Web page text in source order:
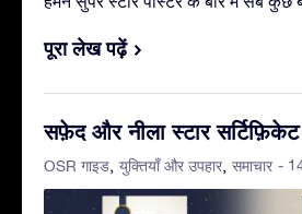
पूरा लेख पढ़ें
सफ़ेद और नीला स्टार सर्टिफ़िकेट
OSR गाइड युक्तियाँ और उपहार समाचार -